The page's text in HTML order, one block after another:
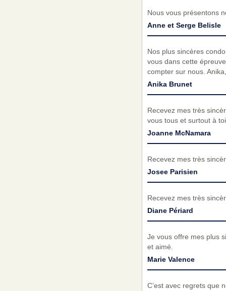
Nous vous présentons
Anne et Serge Belisle
Nos plus sincères
vous dans cette
compter sur nous.
Anika Brunet
Recevez mes très
vous tous et surtout à
Joanne McNamara
Recevez mes très
Josee Parisien
Recevez mes très
Diane Périard
Je vous offre mes plus
et aimé.
Marie Valence
C’est avec regrets que